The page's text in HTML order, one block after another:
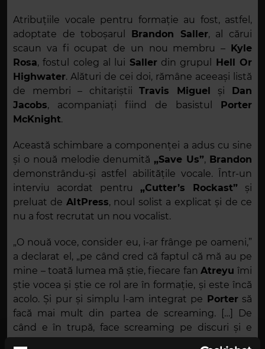
Atribuțiile vocale pentru formație au fost, astfel,
adoptate de toboșarul Brandon Saller, al cărui
scaun va fi ocupat de un nou membru – Kyle
Rosa, fostul coleg al lui Sallerdin grupul Hell Or
Highwater. Alături de cei doi, rămâne aceeași listă
de membri – chitariștiiTravis Miguel și Dan
Jacobs, acompaniați fiind de basistul Porter
McKnight.
Această schimbare a componenței a adus cu sine
și o nouă melodie denumită„Save Us”, Brandon
demonstrându-și astfel abilitățile vocale. Într-un
interviu acordat pentru „Cutter’s Rockast” și
preluat de AltPress, noul solist a explicat și de ce
nu a fost recrutat un nou vocalist.
„O nouă voce, consider eu, i-ar frânge pe oameni,”
a declarat el, „pe când cred că faptul că mă au pe
mine – toată lumea mă știe, fiecare fanAtreyu îmi
știe vocea și știe ce rol are în formație, și este încă
acolo. Și pur și simplu l-am integrat pe Portersă
facă mai mult din partea de screaming. […] De
când e în trupă, face screaming pe discuri și e